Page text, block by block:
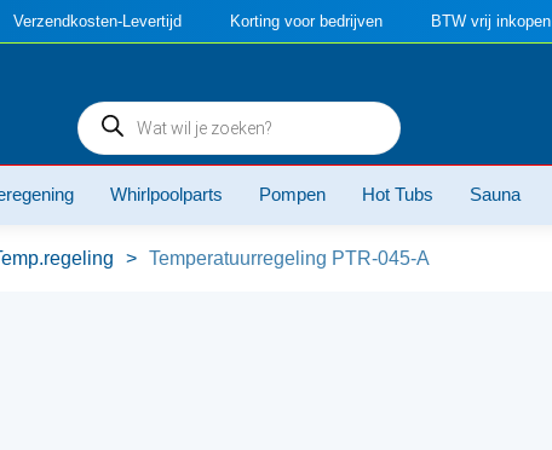
Verzendkosten-Levertijd Korting voor bedrijven BTW vrij inkopen
Producten
zoeken
Whirlpoolparts Pompen Hot Tubs Sauna
> Temperatuurregeling PTR-045-A